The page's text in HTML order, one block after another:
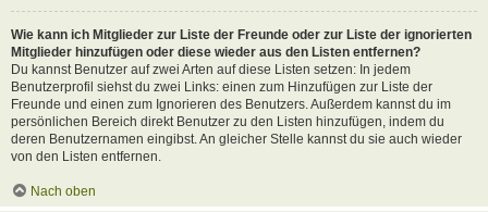
Wie kann ich Mitglieder zur Liste der Freunde oder zur Liste der ignorierten
Mitglieder hinzufügen oder diese wieder aus den Listen entfernen?
Du kannst Benutzer auf zwei Arten auf diese Listen setzen: In jedem
Benutzerprofil siehst du zwei Links: einen zum Hinzufügen zur Liste der
Freunde und einen zum Ignorieren des Benutzers. Außerdem kannst du im
persönlichen Bereich direkt Benutzer zu den Listen hinzufügen, indem du
deren Benutzernamen eingibst. An gleicher Stelle kannst du sie auch wieder
von den Listen entfernen.
Nach oben